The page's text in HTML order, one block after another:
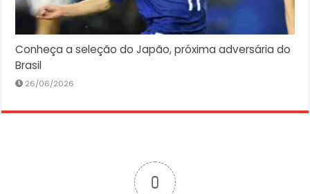
Conheça a seleção do Japão, próxima adversária do
Brasil
26/06/2026
0